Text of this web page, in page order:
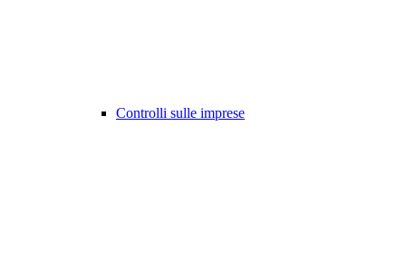
Controlli sulle imprese